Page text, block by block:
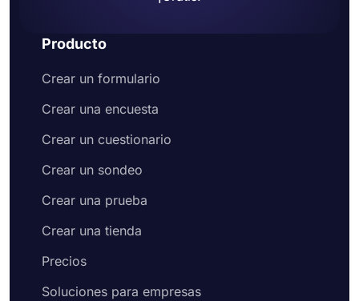
Producto
Crear un formulario
Crear una encuesta
Crear un cuestionario
Crear un sondeo
Crear una prueba
Crear una tienda
Precios
Soluciones para empresas